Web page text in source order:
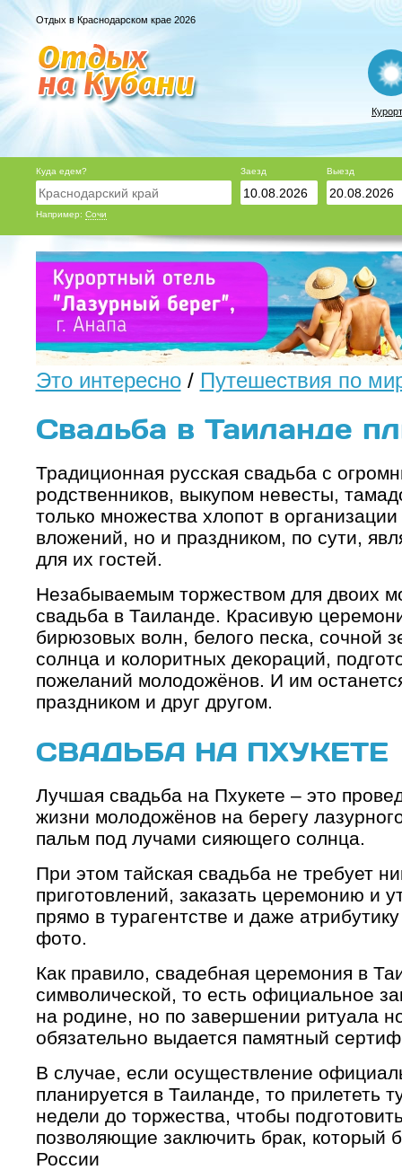
Отдых в Краснодарском крае 2026
Куда едем?
Например: Сочи
Заезд Выезд
Это интересно/ Путешествия по
Свадьба в Таиланде
Традиционная русская свадьба с
родственников, выкупом невесты,
только множества хлопот в
вложений, но и праздником, по сути,
для их гостей.
Незабываемым торжеством для двоих
свадьба в Таиланде. Красивую
бирюзовых волн, белого песка, сочной
солнца и колоритных декораций,
пожеланий молодожёнов. И им
праздником и друг другом.
СВАДЬБА НА ПХУКЕТЕ
Лучшая свадьба на Пхукете – это
жизни молодожёнов на берегу
пальм под лучами сияющего солнца.
При этом тайская свадьба не требует
приготовлений, заказать церемонию и
прямо в турагентстве и даже
фото.
Как правило, свадебная церемония в
символической, то есть официальное
на родине, но по завершении ритуала
обязательно выдается памятный
В случае, если осуществление
планируется в Таиланде, то прилететь
недели до торжества, чтобы
позволяющие заключить брак, который
России